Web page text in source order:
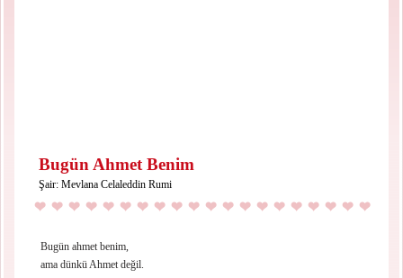
Bugün Ahmet Benim
Şair: Mevlana Celaleddin Rumi
Bugün ahmet benim,
ama dünkü Ahmet değil.